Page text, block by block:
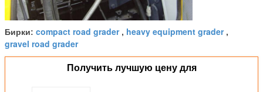
Бирки: compact road grader, heavy equipment grader,
gravel road grader
Получить лучшую цену для